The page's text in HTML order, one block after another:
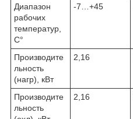
Диапазон
рабочих
температур,
С°
-7…+45
Производите
льность
(нагр), кВт
2,16
Производите
льность
2,16